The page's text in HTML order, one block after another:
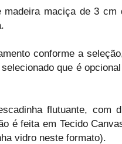
maciça de 3
conforme a
que é
flutuante, com
é feita em Tecido
vidro neste formato).